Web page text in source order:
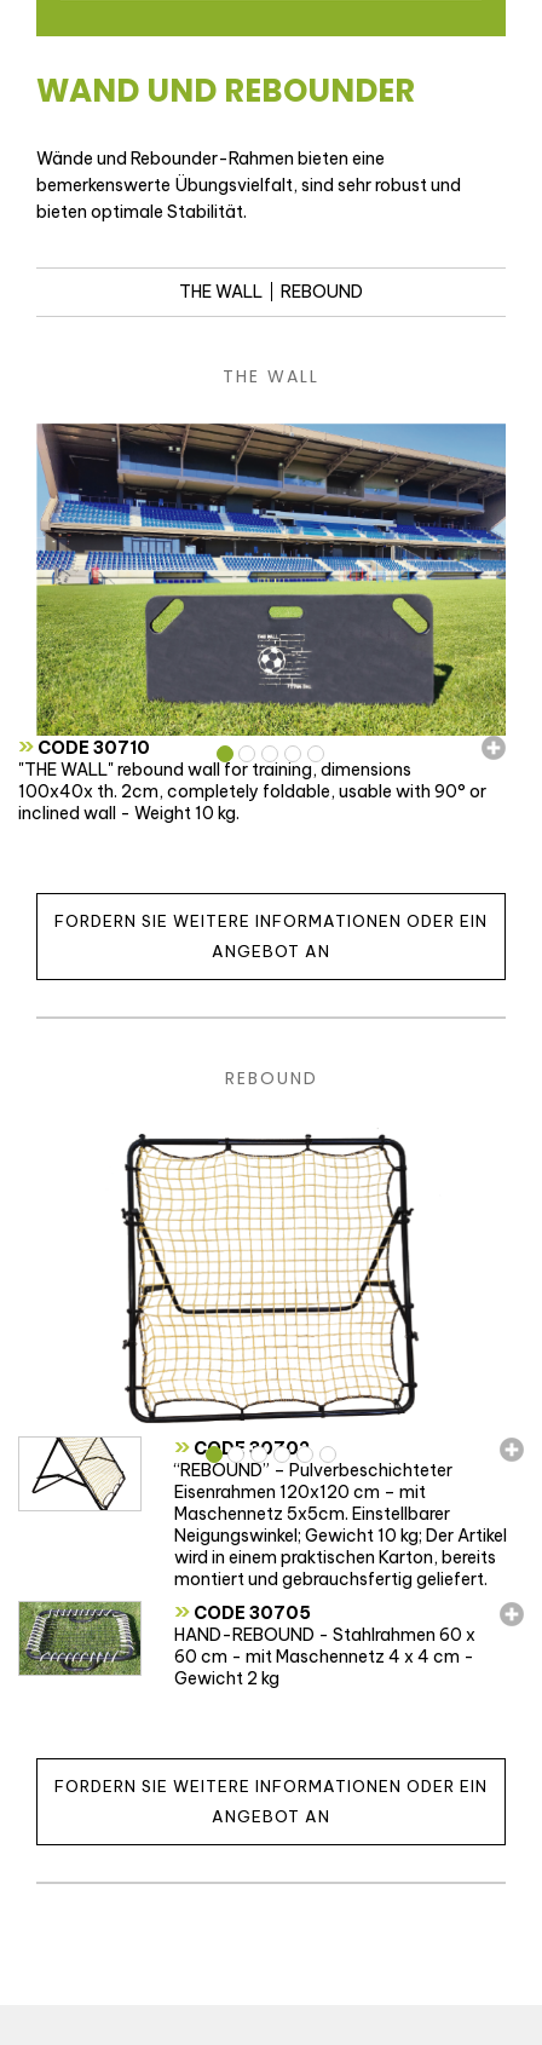
WAND UND REBOUNDER
Wände und Rebounder-Rahmen bieten eine
bemerkenswerte Übungsvielfalt, sind sehr robust und
bieten optimale Stabilität.
THE WALL REBOUND
THE WALL
» CODE 30710
"THE WALL" rebound wall for training, dimensions
100x40x th. 2cm, completely foldable, usable with 90° or
inclined wall - Weight 10 kg.
FORDERN SIE WEITERE INFORMATIONEN ODER EIN
ANGEBOT AN
REBOUND
» CODE 30702
“REBOUND” – Pulverbeschichteter
Eisenrahmen 120x120 cm – mit
Maschennetz 5x5cm. Einstellbarer
Neigungswinkel; Gewicht 10 kg; Der Artikel
wird in einem praktischen Karton, bereits
montiert und gebrauchsfertig geliefert.
» CODE 30705
HAND-REBOUND - Stahlrahmen 60 x
60 cm - mit Maschennetz 4 x 4 cm -
Gewicht 2 kg
FORDERN SIE WEITERE INFORMATIONEN ODER EIN
ANGEBOT AN